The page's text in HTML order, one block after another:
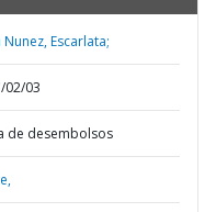
Nunez, Escarlata;
02/03
de desembolsos